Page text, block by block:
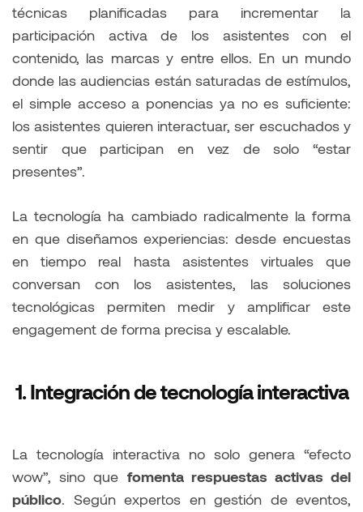
técnicas planificadas para incrementar la
participación activa de los asistentes con el
contenido, las marcas y entre ellos. En un mundo
donde las audiencias están saturadas de estímulos,
el simple acceso a ponencias ya no es suficiente:
los asistentes quieren interactuar, ser escuchados y
sentir que participan en vez de solo “estar
presentes”.
La tecnología ha cambiado radicalmente la forma
en que diseñamos experiencias: desde encuestas
en tiempo real hasta asistentes virtuales que
conversan con los asistentes, las soluciones
tecnológicas permiten medir y amplificar este
engagement de forma precisa y escalable.
1. Integración de tecnología interactiva
La tecnología interactiva no solo genera “efecto
wow”, sino que fomenta respuestas activas del
público. Según expertos en gestión de eventos,